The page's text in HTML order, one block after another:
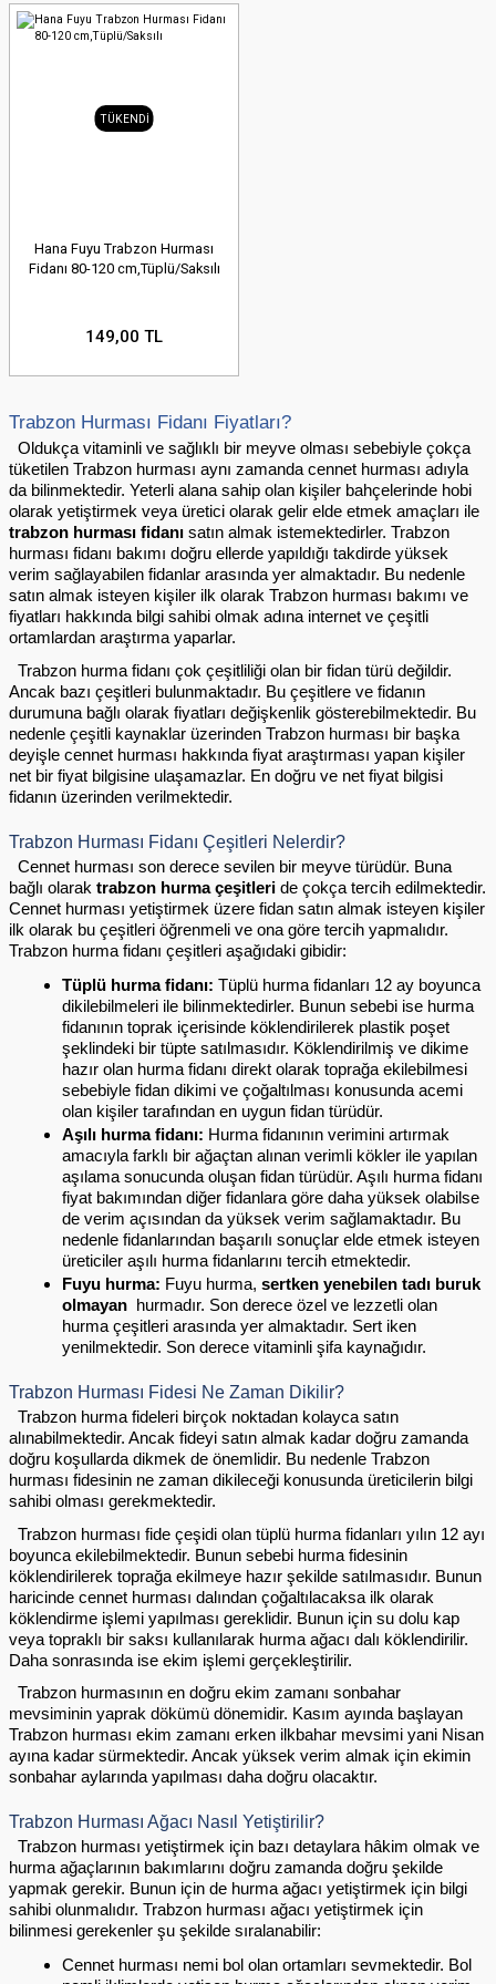
TÜKENDİ
Hana Fuyu Trabzon Hurması
Fidanı 80-120 cm,Tüplü/Saksılı
149,00 TL
Trabzon Hurması Fidanı Fiyatları?
Oldukça vitaminli ve sağlıklı bir meyve olması sebebiyle çokça
tüketilen Trabzon hurması aynı zamanda cennet hurması adıyla
da bilinmektedir. Yeterli alana sahip olan kişiler bahçelerinde hobi
trabzon hurması fidanı satın almak istemektedirler. Trabzon
hurması fidanı bakımı doğru ellerde yapıldığı takdirde yüksek
verim sağlayabilen fidanlar arasında yer almaktadır. Bu nedenle
satın almak isteyen kişiler ilk olarak Trabzon hurması bakımı ve
fiyatları hakkında bilgi sahibi olmak adına internet ve çeşitli
ortamlardan araştırma yaparlar.
Trabzon hurma fidanı çok çeşitliliği olan bir fidan türü değildir.
Ancak bazı çeşitleri bulunmaktadır. Bu çeşitlere ve fidanın
durumuna bağlı olarak fiyatları değişkenlik gösterebilmektedir. Bu
nedenle çeşitli kaynaklar üzerinden Trabzon hurması bir başka
deyişle cennet hurması hakkında fiyat araştırması yapan kişiler
net bir fiyat bilgisine ulaşamazlar. En doğru ve net fiyat bilgisi
fidanın üzerinden verilmektedir.
Trabzon Hurması Fidanı Çeşitleri Nelerdir?
Cennet hurması son derece sevilen bir meyve türüdür. Buna
bağlı olarak trabzon hurma çeşitleri de çokça tercih edilmektedir.
Cennet hurması yetiştirmek üzere fidan satın almak isteyen kişiler
ilk olarak bu çeşitleri öğrenmeli ve ona göre tercih yapmalıdır.
Trabzon hurma fidanı çeşitleri aşağıdaki gibidir:
Tüplü hurma fidanı: Tüplü hurma fidanları 12 ay boyunca
dikilebilmeleri ile bilinmektedirler. Bunun sebebi ise hurma
fidanının toprak içerisinde köklendirilerek plastik poşet
şeklindeki bir tüpte satılmasıdır. Köklendirilmiş ve dikime
hazır olan hurma fidanı direkt olarak toprağa ekilebilmesi
sebebiyle fidan dikimi ve çoğaltılması konusunda acemi
olan kişiler tarafından en uygun fidan türüdür.
Aşılı hurma fidanı: Hurma fidanının verimini artırmak
amacıyla farklı bir ağaçtan alınan verimli kökler ile yapılan
aşılama sonucunda oluşan fidan türüdür. Aşılı hurma fidanı
fiyat bakımından diğer fidanlara göre daha yüksek olabilse
de verim açısından da yüksek verim sağlamaktadır. Bu
nedenle fidanlarından başarılı sonuçlar elde etmek isteyen
üreticiler aşılı hurma fidanlarını tercih etmektedir.
Fuyu hurma: Fuyu hurma, sertken yenebilen tadı buruk
olmayan
hurmadır. Son derece özel ve lezzetli olan
hurma çeşitleri arasında yer almaktadır. Sert iken
yenilmektedir. Son derece vitaminli şifa kaynağıdır.
Trabzon Hurması Fidesi Ne Zaman Dikilir?
Trabzon hurma fideleri birçok noktadan kolayca satın
alınabilmektedir. Ancak fideyi satın almak kadar doğru zamanda
doğru koşullarda dikmek de önemlidir. Bu nedenle Trabzon
hurması fidesinin ne zaman dikileceği konusunda üreticilerin bilgi
sahibi olması gerekmektedir.
Trabzon hurması fide çeşidi olan tüplü hurma fidanları yılın 12 ayı
boyunca ekilebilmektedir. Bunun sebebi hurma fidesinin
köklendirilerek toprağa ekilmeye hazır şekilde satılmasıdır. Bunun
haricinde cennet hurması dalından çoğaltılacaksa ilk olarak
köklendirme işlemi yapılması gereklidir. Bunun için su dolu kap
veya topraklı bir saksı kullanılarak hurma ağacı dalı köklendirilir.
Daha sonrasında ise ekim işlemi gerçekleştirilir.
Trabzon hurmasının en doğru ekim zamanı sonbahar
mevsiminin yaprak dökümü dönemidir. Kasım ayında başlayan
Trabzon hurması ekim zamanı erken ilkbahar mevsimi yani Nisan
ayına kadar sürmektedir. Ancak yüksek verim almak için ekimin
sonbahar aylarında yapılması daha doğru olacaktır.
Trabzon Hurması Ağacı Nasıl Yetiştirilir?
Trabzon hurması yetiştirmek için bazı detaylara hâkim olmak ve
hurma ağaçlarının bakımlarını doğru zamanda doğru şekilde
yapmak gerekir. Bunun için de hurma ağacı yetiştirmek için bilgi
sahibi olunmalıdır. Trabzon hurması ağacı yetiştirmek için
bilinmesi gerekenler şu şekilde sıralanabilir:
Cennet hurması nemi bol olan ortamları sevmektedir. Bol